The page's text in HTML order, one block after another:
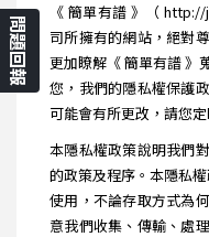
《 簡單有譜 》（
司所擁有的網站，絕對
更加瞭解《 簡單有譜 》
您，我們的隱私權保護
可能會有所更改，請您定
本隱私權政策說明我們
的政策及程序。本隱私
使用，不論存取方式為
意我們收集、傳輸、處
問題回報